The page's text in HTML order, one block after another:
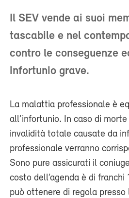
Il SEV vende ai suoi
tascabile e nel
contro le conseguenze
infortunio grave.
La malattia professionale è
all’infortunio. In caso di morte
invalidità totale causate da
professionale verranno
Sono pure assicurati il
costo dell’agenda è di franchi
può ottenere di regola presso